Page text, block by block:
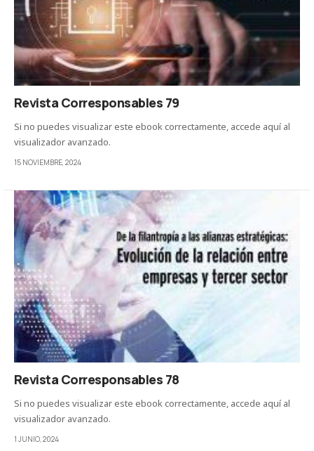
Revista Corresponsables 79
Si no puedes visualizar este ebook correctamente, accede aquí al
visualizador avanzado.
15 NOVIEMBRE, 2024
Revista Corresponsables 78
Si no puedes visualizar este ebook correctamente, accede aquí al
visualizador avanzado.
1 JUNIO, 2024